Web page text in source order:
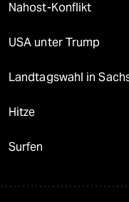
Nahost-Konflikt
USA unter Trump
Landtagswahl in
Hitze
Surfen